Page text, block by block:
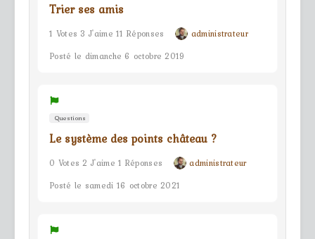
Trier ses amis
1 Votes 3 J'aime 11 Réponses
administrateur
Posté le dimanche 6 octobre 2019
Questions
Le système des points château ?
0 Votes 2 J'aime 1 Réponses
administrateur
Posté le samedi 16 octobre 2021